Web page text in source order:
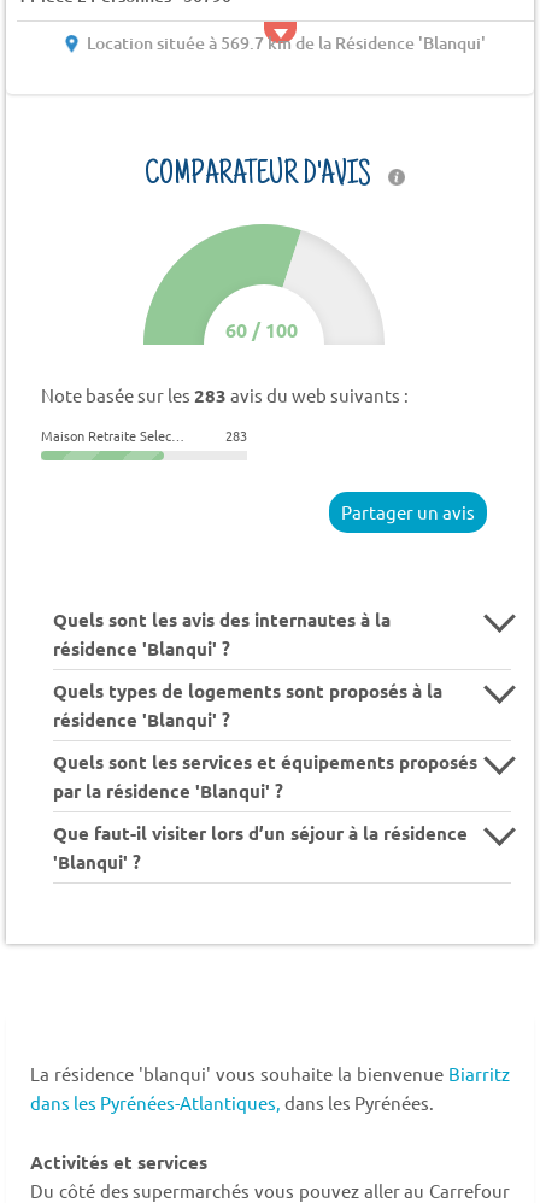
Location située à 569.7 km de la Résidence 'Blanqui'
COMPARATEUR D'AVIS
60/100
Note basée sur les 283 avis du web suivants :
Maison Retraite Selection 283
Partager un avis
Quels sont les avis des internautes à la
résidence 'Blanqui' ?
Quels types de logements sont proposés à la
résidence 'Blanqui' ?
Quels sont les services et équipements proposés
par la résidence 'Blanqui' ?
Que faut-il visiter lors d’un séjour à la résidence
'Blanqui' ?
La résidence 'blanqui' vous souhaite la bienvenue Biarritz
dans les Pyrénées-Atlantiques, dans les Pyrénées.
Activités et services
Du côté des supermarchés vous pouvez aller au Carrefour